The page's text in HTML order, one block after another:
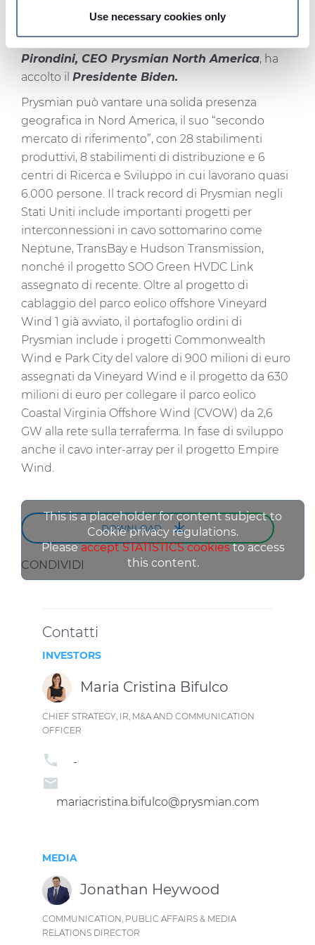
used, which collect information from your device.
Necessary cookies are used, which are strictly
necessary for the operation of this website, and, subject
to your consent, preferences, statistics and marketing
cookies are used. The cookies used may also be third-
party cookies. You can click on "Allow all cookies" to
cookie only" to admit only necessary cookies or decide
which cookies to accept by clicking on "Customize". For
more details, please consult our Cookie Policy and
Privacy Policysections.
Use necessary cookies only
ha sottolineatoHakan Ozmen, EVP Projects
Business di Prysmian, che insieme aAndrea
Pirondini, CEO Prysmian North America, ha
accolto il Presidente Biden.
Prysmian può vantare una solida presenza
geografica in Nord America, il suo “secondo
mercato di riferimento”, con 28 stabilimenti
produttivi, 8 stabilimenti di distribuzione e 6
centri di Ricerca e Sviluppo in cui lavorano quasi
6.000 persone. Il track record di Prysmian negli
Stati Uniti include importanti progetti per
interconnessioni in cavo sottomarino come
Neptune, TransBay e Hudson Transmission,
nonché il progetto SOO Green HVDC Link
assegnato di recente. Oltre al progetto di
cablaggio del parco eolico offshore Vineyard
Wind 1 già avviato, il portafoglio ordini di
Prysmian include i progetti Commonwealth
Wind e Park City del valore di 900 milioni di euro
assegnati da Vineyard Wind e il progetto da 630
milioni di euro per collegare il parco eolico
Coastal Virginia Offshore Wind (CVOW) da 2,6
GW alla rete sulla terraferma. In fase di sviluppo
anche il cavo inter-array per il progetto Empire
Wind.
DOWNLOAD
CONDIVIDI
This is a placeholder for content subject to
Cookie privacy regulations.
Pleaseaccept STATISTICS cookiesto access
this content.
Contatti
INVESTORS
Maria Cristina Bifulco
CHIEF STRATEGY, IR, M&A AND COMMUNICATION
OFFICER
phone -
email
mariacristina.bifulco@prysmian.com
MEDIA
Jonathan Heywood
COMMUNICATION, PUBLIC AFFAIRS & MEDIA
RELATIONS DIRECTOR